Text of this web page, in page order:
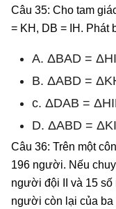
Câu 35: Cho tam
= KH, DB = IH. Phát
A. ΔBAD =
B. ΔABD =
c. ΔDAB =
D. ΔABD =
Câu 36: Trên một
196 người. Nếu
người đội II và 15
người còn lại của